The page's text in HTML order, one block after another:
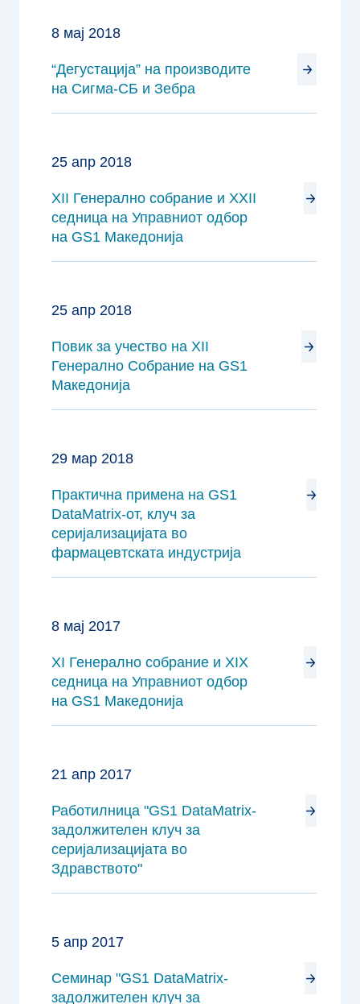
8 мај 2018
“Дегустација” на производите
на Сигма-СБ и Зебра
25 апр 2018
XII Генерално собрание и XXII
седница на Управниот одбор
на GS1 Македонија
25 апр 2018
Повик за учество на XII
Генерално Собрание на GS1
Македонија
29 мар 2018
Практична примена на GS1
DataMatrix-от, клуч за
серијализацијата во
фармацевтската индустрија
8 мај 2017
XI Генерално собрание и XIX
седница на Управниот одбор
на GS1 Македонија
21 апр 2017
Работилница "GS1 DataMatrix-
задолжителен клуч за
серијализацијата во
Здравството"
5 апр 2017
Семинар "GS1 DataMatrix-
задолжителен клуч за